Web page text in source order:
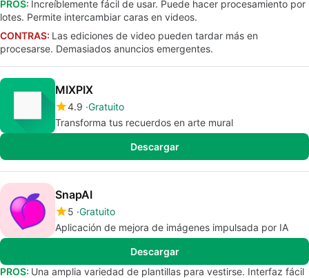
PROS: Increíblemente fácil de usar. Puede hacer procesamiento por
lotes. Permite intercambiar caras en videos.
CONTRAS: Las ediciones de video pueden tardar más en
procesarse. Demasiados anuncios emergentes.
MIXPIX
4.9 Gratuito
Transforma tus recuerdos en arte mural
Descargar
SnapAI
5 Gratuito
Aplicación de mejora de imágenes impulsada por IA
Descargar
PROS: Una amplia variedad de plantillas para vestirse. Interfaz fácil